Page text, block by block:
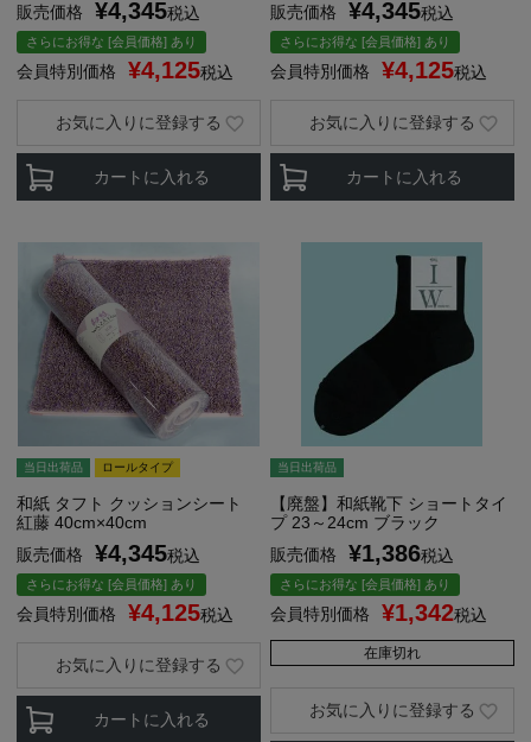
販売価格 ¥4,345税込
さらにお得な [会員価格] あり
会員特別価格 ¥4,125税込
カートに入れる
お気に入りに登録する
販売価格 ¥4,345税込
さらにお得な [会員価格] あり
会員特別価格 ¥4,125税込
カートに入れる
お気に入りに登録する
当日出荷品 ロールタイプ
和紙 タフト クッションシート
紅藤 40cm×40cm
販売価格
¥4,345税込
さらにお得な [会員価格] あり
会員特別価格 ¥4,125税込
カートに入れる
お気に入りに登録する
当日出荷品
【廃盤】和紙靴下 ショートタイ
プ 23～24cm ブラック
販売価格
¥1,386税込
さらにお得な [会員価格] あり
会員特別価格 ¥1,342税込
在庫切れ
お気に入りに登録する